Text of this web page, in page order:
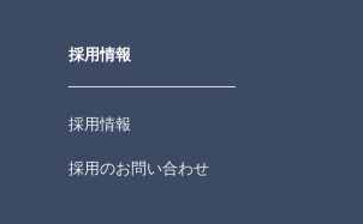
採用情報
採用情報
採用のお問い合わせ